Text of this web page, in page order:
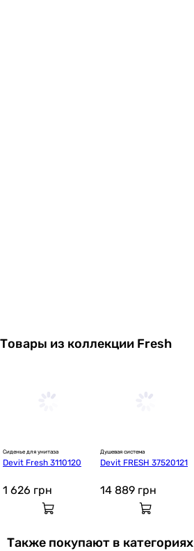
Товары из коллекции Fresh
Сиденье для унитаза
Devit Fresh 3110120
1 626 грн
Душевая система
Devit FRESH 37520121
14 889 грн
Также покупают в категориях